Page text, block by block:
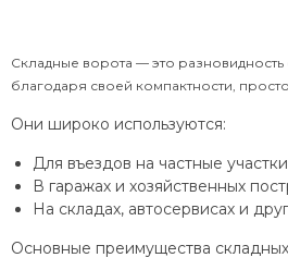
Складные ворота — это
благодаря своей компактности,
Они широко используются:
Для въездов на частные
В гаражах и хозяйственных
На складах, автосервисах и
Основные преимущества